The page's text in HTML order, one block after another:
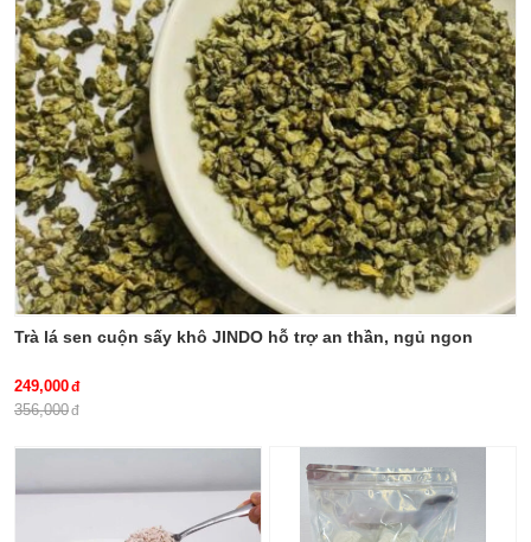
thien-nien-kien, mua-thien-nien-
kien-o-dau, cach-dung-thien-nien-
kien, benh-xuong-khop, thao-
duoc-xanh-so-1-jindo.vn
Trà lá sen cuộn sấy khô JINDO hỗ trợ an thần, ngủ ngon
249,000
356,000